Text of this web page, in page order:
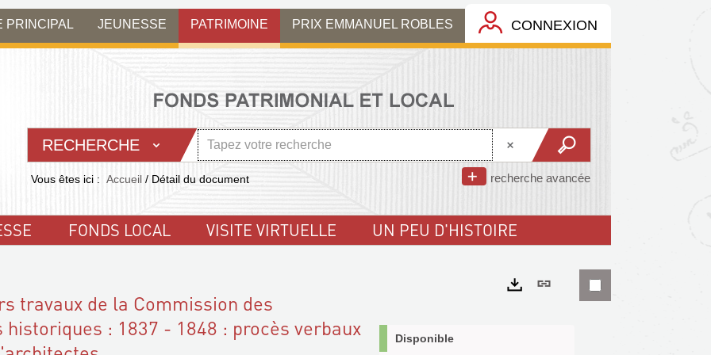
PRINCIPAL JEUNESSE PATRIMOINE PRIX EMMANUEL ROBLES CONNEXION
RECHERCHE
recherche avancée
Vous êtes ici : Accueil / Détail du document
FONDS LOCAL VISITE VIRTUELLE UN PEU D'HISTOIRE
travaux de la Commission des
historiques : 1837 - 1848 : procès verbaux
Lien
Disponible